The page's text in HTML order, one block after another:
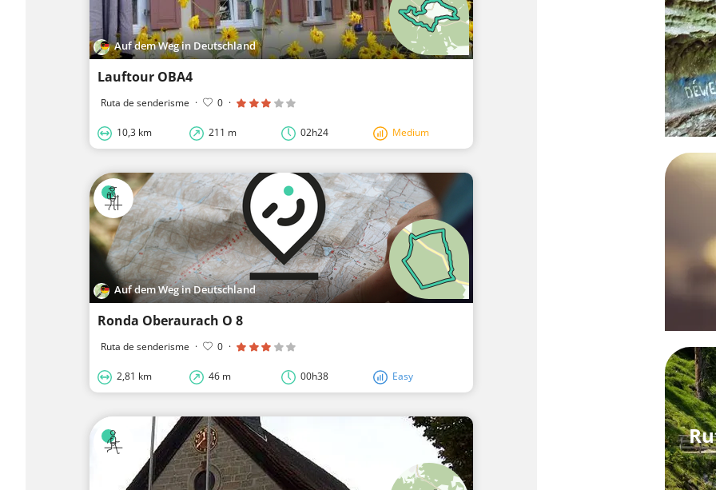
Auf dem Weg in Deutschland
Lauftour OBA4
Ruta de senderisme · 0 ·
10,3 km 211 m 02h24 Medium
Auf dem Weg in Deutschland
Ronda Oberaurach O 8
Ruta de senderisme · 0 ·
2,81 km 46 m 00h38 Easy